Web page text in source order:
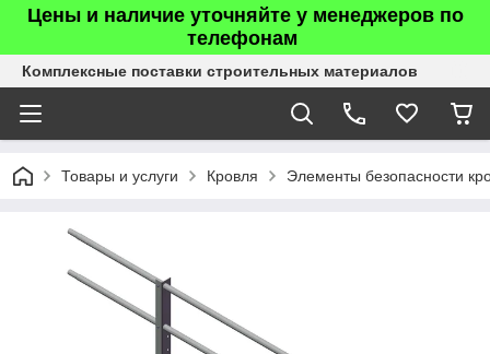
Цены и наличие уточняйте у менеджеров по
телефонам
Комплексные поставки строительных материалов
Товары и услуги Кровля Элементы безопасности